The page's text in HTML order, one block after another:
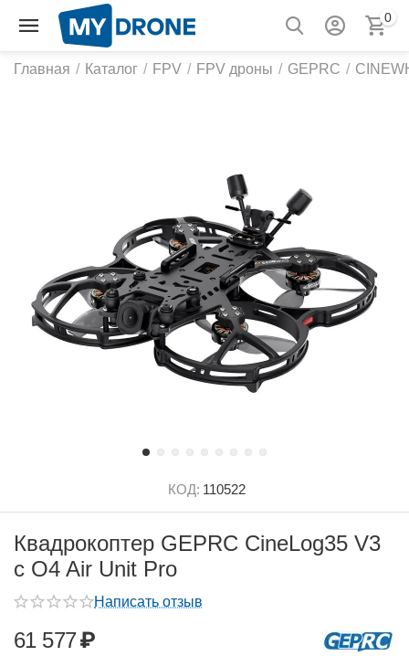
0
Главная / Каталог / FPV / FPV дроны / GEPRC /
КОД: 110522
Квадрокоптер GEPRC CineLog35 V3
с O4 Air Unit Pro
Написать отзыв
61 577₽